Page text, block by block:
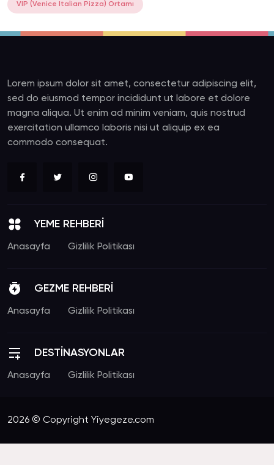
VIP (Venice Italian Pizza) Ortamı
Lorem ipsum dolor sit amet, consectetur adipiscing elit,
sed do eiusmod tempor incididunt ut labore et dolore
magna aliqua. Ut enim ad minim veniam, quis nostrud
exercitation ullamco laboris nisi ut aliquip ex ea
commodo consequat.
YEME REHBERİ
Anasayfa Gizlilik Politikası
GEZME REHBERİ
Anasayfa Gizlilik Politikası
DESTİNASYONLAR
Anasayfa Gizlilik Politikası
2026 © Copyright Yiyegeze.com